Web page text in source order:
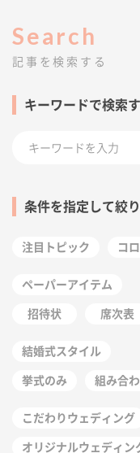
Search
記事を検索する
キーワードで検索
条件を指定して絞
注目トピック コ
ペーパーアイテム
招待状 席次表
結婚式スタイル
挙式のみ 組み合
こだわりウェディング
オリジナルウェディン